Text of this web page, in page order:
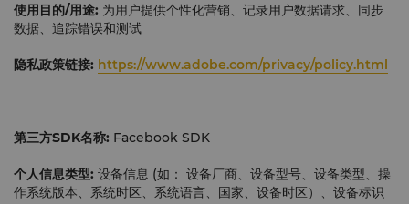
使用目的/用途: 为用户提供个性化营销、记录用户数据请求、同步
数据、追踪错误和测试
隐私政策链接: https://www.adobe.com/privacy/policy.html
第三方SDK名称: Facebook SDK
个人信息类型: 设备信息 (如： 设备厂商、设备型号、设备类型、操
作系统版本、系统时区、系统语言、国家、设备时区）、设备标识